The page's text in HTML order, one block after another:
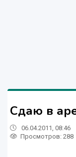
Сдаю в
06.04.2011, 08:46
Просмотров: 288